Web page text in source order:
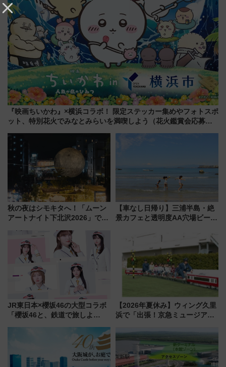
『映画ちいかわ』×横浜コラボ！ 限定ステッカー集めやフォトスポ
ット、特別花火でみなとみらいを満喫しよう（花火鑑賞会応募は
秋の夜はシモキタへ！「ムーン
アートナイト下北沢2026」でイ
を満喫しよう
【車なし日帰り】三浦半島・絶
景カフェと透明度AA穴場ビーチ
用してストレスフリー旅へ行こ
JR東日本×櫻坂46の大型コラボ
「櫻坂46と、鉄道で旅しよ
【2026年夏休み】ウィング久里
浜で「出張！京急ミュージア
ラリーや子ども制服撮影も